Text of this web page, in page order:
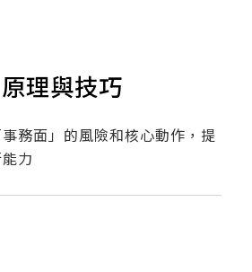
理與技巧
務面」的風險和核心動作，提
力